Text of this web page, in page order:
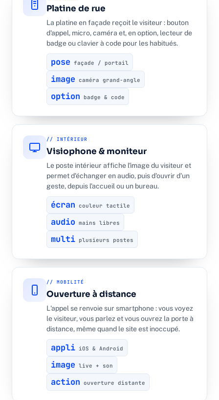
Platine de rue
La platine en façade reçoit le visiteur : bouton
d'appel, micro, caméra et, en option, lecteur de
badge ou clavier à code pour les habitués.
pose façade / portail
image caméra grand-angle
option badge & code
// INTÉRIEUR
Visiophone & moniteur
Le poste intérieur affiche l'image du visiteur et
permet d'échanger en audio, puis d'ouvrir d'un
geste, depuis l'accueil ou un bureau.
écran couleur tactile
audio mains libres
multi plusieurs postes
// MOBILITÉ
Ouverture à distance
L'appel se renvoie sur smartphone : vous voyez
le visiteur, vous parlez et vous ouvrez la porte à
distance, même quand le site est inoccupé.
appli iOS & Android
image live + son
action ouverture distante